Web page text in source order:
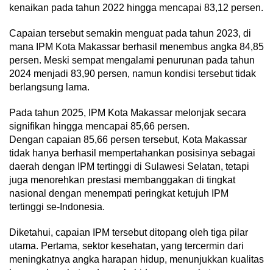
kenaikan pada tahun 2022 hingga mencapai 83,12 persen.
Capaian tersebut semakin menguat pada tahun 2023, di
mana IPM Kota Makassar berhasil menembus angka 84,85
persen. Meski sempat mengalami penurunan pada tahun
2024 menjadi 83,90 persen, namun kondisi tersebut tidak
berlangsung lama.
Pada tahun 2025, IPM Kota Makassar melonjak secara
signifikan hingga mencapai 85,66 persen.
Dengan capaian 85,66 persen tersebut, Kota Makassar
tidak hanya berhasil mempertahankan posisinya sebagai
daerah dengan IPM tertinggi di Sulawesi Selatan, tetapi
juga menorehkan prestasi membanggakan di tingkat
nasional dengan menempati peringkat ketujuh IPM
tertinggi se-Indonesia.
Diketahui, capaian IPM tersebut ditopang oleh tiga pilar
utama. Pertama, sektor kesehatan, yang tercermin dari
meningkatnya angka harapan hidup, menunjukkan kualitas